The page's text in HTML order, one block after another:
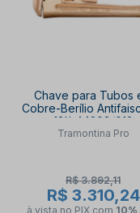
Chave para Tubos
Cobre-Berílio
12'' 44208/012
TRAMONTINA PRO
Tramontina Pro
R$ 3.892,11
R$ 3.310,24
à vista no PIX com 10%